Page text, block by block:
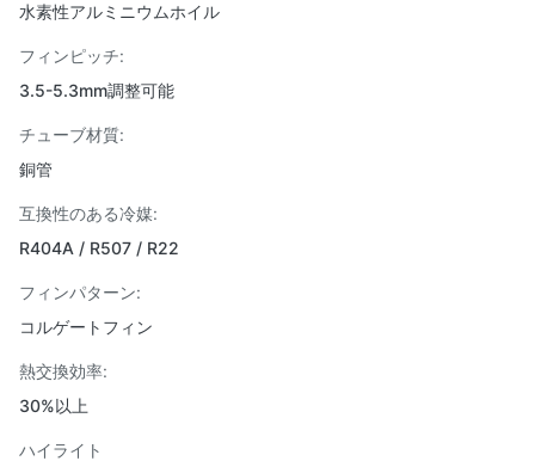
水素性アルミニウムホイル
フィンピッチ:
3.5-5.3mm調整可能
チューブ材質:
銅管
互換性のある冷媒:
R404A / R507 / R22
フィンパターン:
コルゲートフィン
熱交換効率:
30%以上
ハイライト